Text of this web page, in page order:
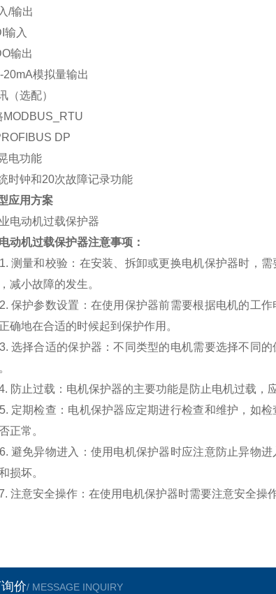
/输出
输入
输出
20mA模拟量输出
（选配）
MODBUS_RTU
DP
电功能
时钟和20次故障记录功能
应用方案
动机过载保护器注意事项：
和校验：在安装、拆卸或更换电机保护器时，需
减小故障的发生。
参数设置：在使用保护器前需要根据电机的工作
确地在合适的时候起到保护作用。
合适的保护器：不同类型的电机需要选择不同的
过载：电机保护器的主要功能是防止电机过载，应
检查：电机保护器应定期进行检查和维护，如检
正常。
异物进入：使用电机保护器时应注意防止异物进
损坏。
安全操作：在使用电机保护器时需要注意安全操作
价/ MESSAGE INQUIRY